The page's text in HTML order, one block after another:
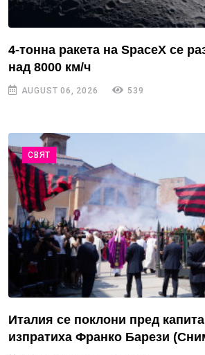
4-тонна ракета на SpaceX се
над 8000 км/ч
AUGUST 06, 2026 539
СВЯТ
Италия се поклони пред
изпратиха Франко Барези